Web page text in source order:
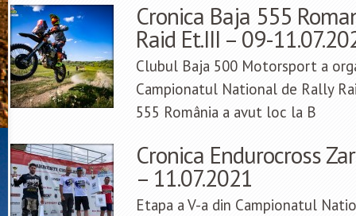
Cronica Baja 555
Raid Et.III – 09-
Clubul Baja 500 Motorsport a
Campionatul National de Rally
555 România a avut loc la B
Cronica Endurocross
– 11.07.2021
Etapa a V-a din Campionatul